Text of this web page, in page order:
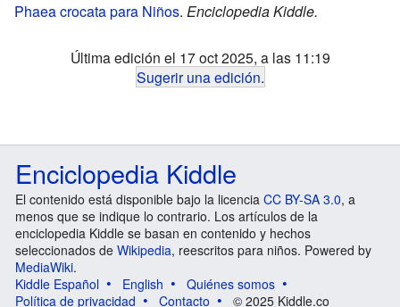
Phaea crocata para Niños. Enciclopedia Kiddle.
Última edición el 17 oct 2025, a las 11:19
Sugerir una edición.
Enciclopedia Kiddle
El contenido está disponible bajo la licencia CC BY-SA 3.0, a
menos que se indique lo contrario. Los artículos de la
enciclopedia Kiddle se basan en contenido y hechos
seleccionados de Wikipedia, reescritos para niños. Powered by
MediaWiki.
Kiddle Español
English
Quiénes somos
Política de privacidad
Contacto © 2025 Kiddle.co